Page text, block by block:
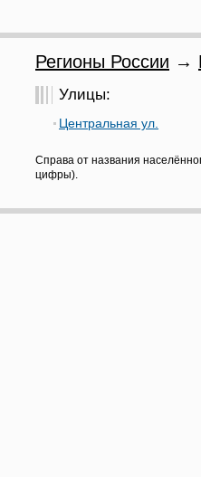
Регионы России →
Улицы:
Центральная ул.
Справа от названия
цифры).